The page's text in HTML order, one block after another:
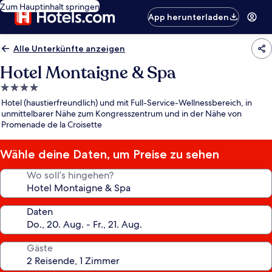
Zum Hauptinhalt springen
App herunterladen
Alle Unterkünfte anzeigen
Hotel Montaigne & Spa
4.0-
Sterne-
Unterkunft
Hotel (haustierfreundlich) und mit Full-Service-Wellnessbereich, in
unmittelbarer Nähe zum Kongresszentrum und in der Nähe von
Promenade de la Croisette
Wähle deine Daten, um Preise zu sehen
Wo soll’s hingehen?
Daten
Gäste